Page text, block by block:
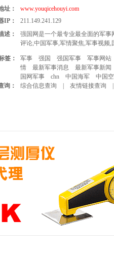
址：
www.youqicehouyi.com
IP：
211.149.241.129
述：
强国网是一个最专业最全面的军
评论,中国军事,军情聚焦,军事视频
签： 军事 强国 强国军事 军事网站
情
最新军事消息 最新军事新闻
国网军事
chn 中国海军 中国
询：
综合信息查询 友情链接查询